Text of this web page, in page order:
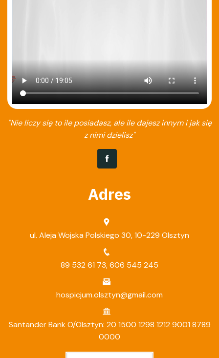
"Nie liczy się to ile posiadasz, ale ile dajesz innym i jak się
z nimi dzielisz"
Adres
ul. Aleja Wojska Polskiego 30, 10-229 Olsztyn
89 532 61 73,606 545 245
hospicjum.olsztyn@gmail.com
Santander Bank O/Olsztyn: 20 1500 1298 1212 9001 8789
0000